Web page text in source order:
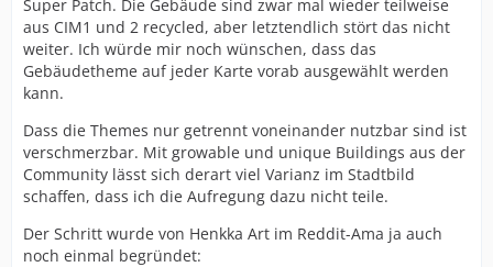
Super Patch. Die Gebäude sind zwar mal wieder teilweise
aus CIM1 und 2 recycled, aber letztendlich stört das nicht
weiter. Ich würde mir noch wünschen, dass das
Gebäudetheme auf jeder Karte vorab ausgewählt werden
kann.
Dass die Themes nur getrennt voneinander nutzbar sind ist
verschmerzbar. Mit growable und unique Buildings aus der
Community lässt sich derart viel Varianz im Stadtbild
schaffen, dass ich die Aufregung dazu nicht teile.
Der Schritt wurde von Henkka Art im Reddit-Ama ja auch
noch einmal begründet: